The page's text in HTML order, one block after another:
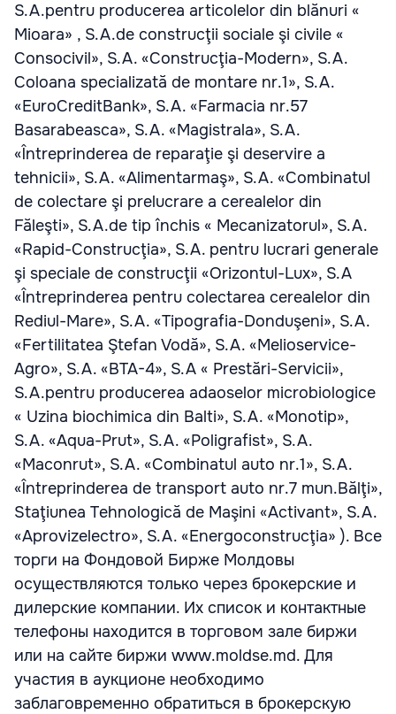
S.A.pentru producerea articolelor din blănuri «
Mioara» , S.A.de construcţii sociale şi civile «
Consocivil», S.A. «Construcţia-Modern», S.A.
Coloana specializată de montare nr.1», S.A.
«EuroCreditBank», S.A. «Farmacia nr.57
Basarabeasca», S.A. «Magistrala», S.A.
«Întreprinderea de reparaţie şi deservire a
tehnicii», S.A. «Alimentarmaş», S.A. «Combinatul
de colectare şi prelucrare a cerealelor din
Făleşti», S.A.de tip închis « Mecanizatorul», S.A.
«Rapid-Construcţia», S.A. pentru lucrari generale
şi speciale de construcţii «Orizontul-Lux», S.A
«Întreprinderea pentru colectarea cerealelor din
Rediul-Mare», S.A. «Tipografia-Donduşeni», S.A.
«Fertilitatea Ştefan Vodă», S.A. «Melioservice-
Agro», S.A. «BTA-4», S.A « Prestări-Servicii»,
S.A.pentru producerea adaoselor microbiologice
« Uzina biochimica din Balti», S.A. «Monotip»,
S.A. «Aqua-Prut», S.A. «Poligrafist», S.A.
«Maconrut», S.A. «Combinatul auto nr.1», S.A.
«Întreprinderea de transport auto nr.7 mun.Bălţi»,
Staţiunea Tehnologică de Maşini «Activant», S.A.
«Aprovizelectro», S.A. «Energoconstrucţia» ). Все
торги на Фондовой Бирже Молдовы
осуществляются только через брокерские и
дилерские компании. Их список и контактные
телефоны находится в торговом зале биржи
или на сайте биржи www.moldse.md. Для
участия в аукционе необходимо
заблаговременно обратиться в брокерскую